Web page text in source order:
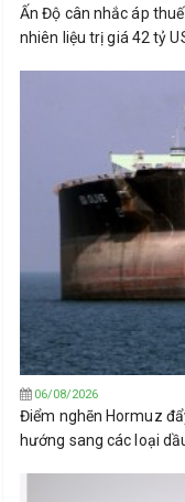
Ấn Độ cân nhắc áp
nhiên liệu trị giá 42 tỷ
06/08/2026
Điểm nghẽn Hormuz
hướng sang các loại